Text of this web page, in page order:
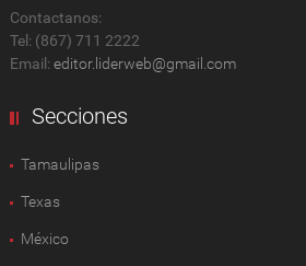
Contactanos:
Tel: (867) 711 2222
Email: editor.liderweb@gmail.com
Secciones
Tamaulipas
Texas
México